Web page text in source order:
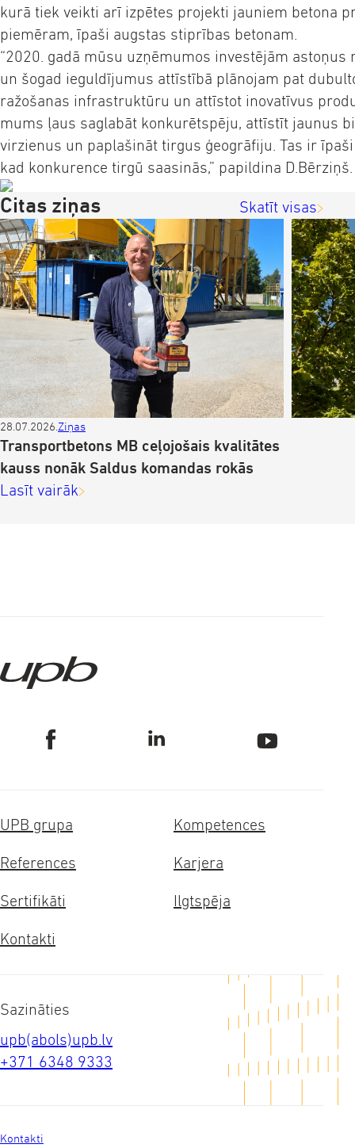
kurā tiek veikti arī izpētes projekti jauniem betona
piemēram, īpaši augstas stiprības betonam.
“2020. gadā mūsu uzņēmumos investējām astoņus
un šogad ieguldījumus attīstībā plānojam pat
ražošanas infrastruktūru un attīstot inovatīvus
mums ļaus saglabāt konkurētspēju, attīstīt jaunus
virzienus un paplašināt tirgus ģeogrāfiju. Tas ir
kad konkurence tirgū saasinās,” papildina D.Bērziņš.
Citas ziņas Skatīt visas
28.07.2026. Ziņas
Transportbetons MB ceļojošais kvalitātes
kauss nonāk Saldus komandas rokās
Lasīt vairāk
UPB grupa Kompetences
References Karjera
Sertifikāti Ilgtspēja
Kontakti
Sazināties
upb(abols)upb.lv
+371 6348 9333
Kontakti